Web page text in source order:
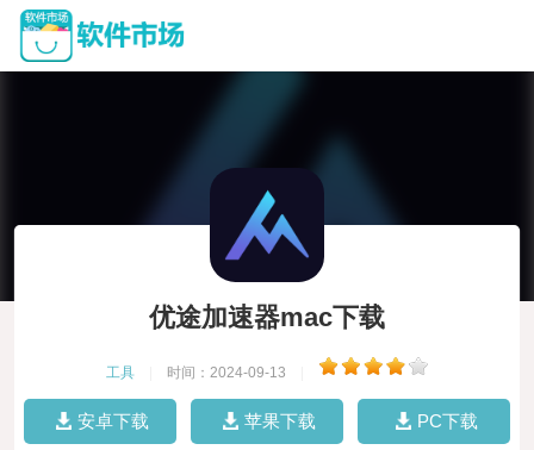
优途加速器mac下载
工具 时间：2024-09-13
安卓下载 苹果下载 PC下载